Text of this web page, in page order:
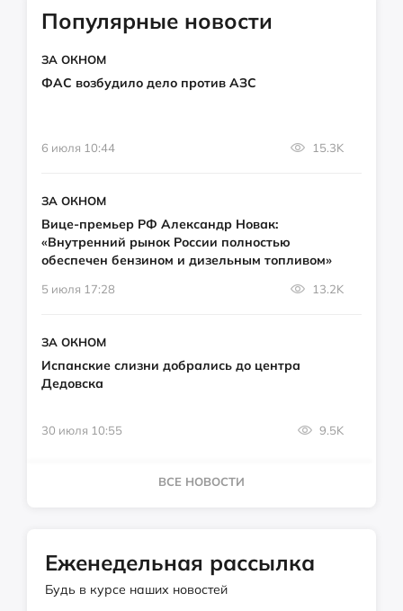
Популярные новости
ЗА ОКНОМ
ФАС возбудило дело против АЗС
6 июля 10:44 15.3K
ЗА ОКНОМ
Вице-премьер РФ Александр Новак:
«Внутренний рынок России полностью
обеспечен бензином и дизельным топливом»
5 июля 17:28 13.2K
ЗА ОКНОМ
Испанские слизни добрались до центра
Дедовска
30 июля 10:55 9.5K
ВСЕ НОВОСТИ
Еженедельная рассылка
Будь в курсе наших новостей